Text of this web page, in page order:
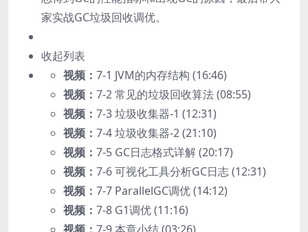
家实战GC垃圾回收调优。
收起列表
视频： 7-1 JVM的内存结构 (16:46)
视频： 7-2 常见的垃圾回收算法 (08:55)
视频： 7-3 垃圾收集器-1 (12:31)
视频： 7-4 垃圾收集器-2 (21:10)
视频： 7-5 GC日志格式详解 (20:17)
视频： 7-6 可视化工具分析GC日志 (12:31)
视频： 7-7 ParallelGC调优 (14:12)
视频： 7-8 G1调优 (11:16)